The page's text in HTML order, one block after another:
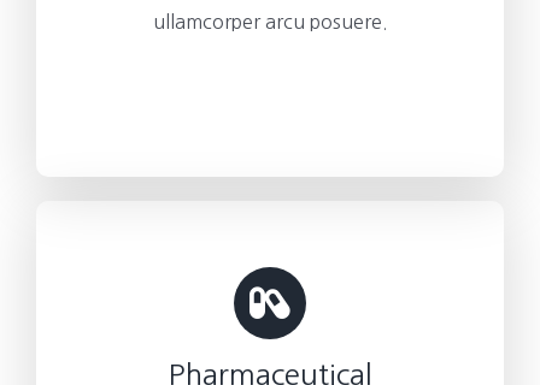
ullamcorper arcu posuere.
Pharmaceutical